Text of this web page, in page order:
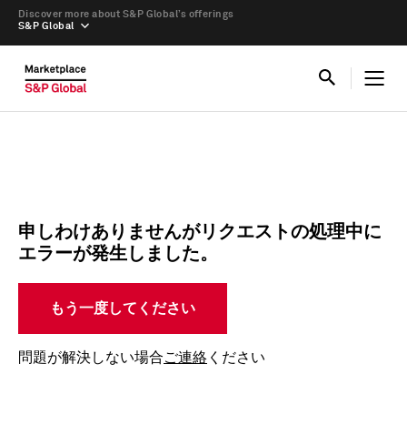
S&P Global
Discover more about S&P Global’s offerings
申しわけありませんがリクエストの処理中に
エラーが発生しました。
もう一度してください
問題が解決しない場合ご連絡 ください